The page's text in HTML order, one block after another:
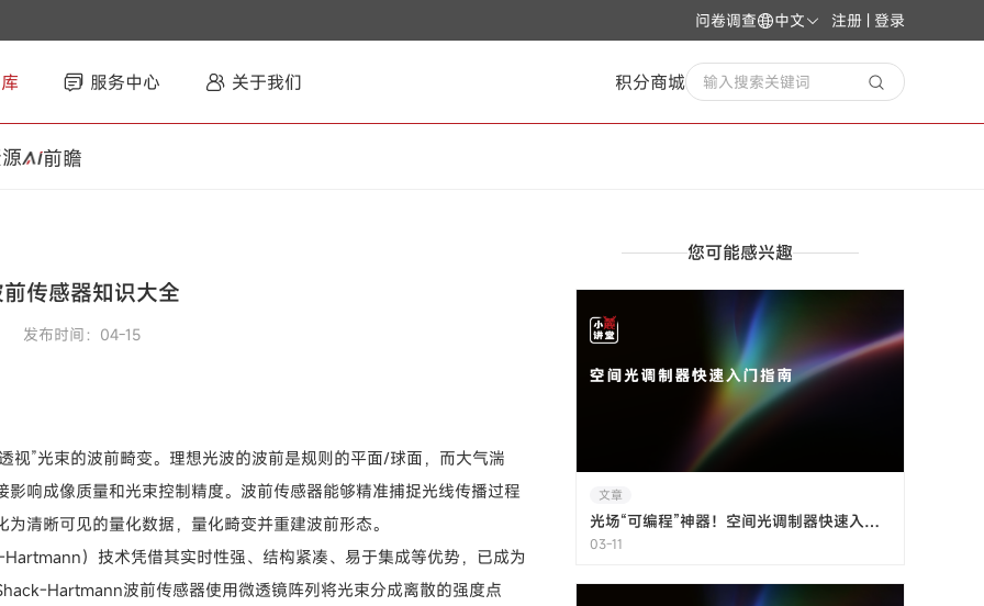
问卷调查 中文 注册 | 登录
服务中心 关于我们 积分商城 输入搜索关键词
前瞻
传感器知识大全
发布时间：04-15
视”光束的波前畸变。理想光波的波前是规则的平面/球面，而大气湍
响成像质量和光束控制精度。波前传感器能够精准捕捉光线传播过程
清晰可见的量化数据，量化畸变并重建波前形态。
）技术凭借其实时性强、结构紧凑、易于集成等优势，已成为
Hartmann波前传感器使用微透镜阵列将光束分成离散的强度点
您可能感兴趣
文章
光场“可编程”神器！空间光调制器快速入门指南
03-11